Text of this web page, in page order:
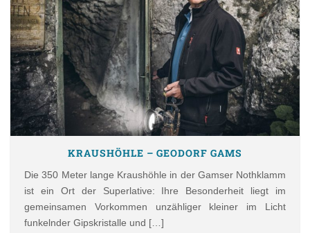
KRAUSHÖHLE – GEODORF GAMS
Die 350 Meter lange Kraushöhle in der Gamser Nothklamm
ist ein Ort der Superlative: Ihre Besonderheit liegt im
gemeinsamen Vorkommen unzähliger kleiner im Licht
funkelnder Gipskristalle und […]